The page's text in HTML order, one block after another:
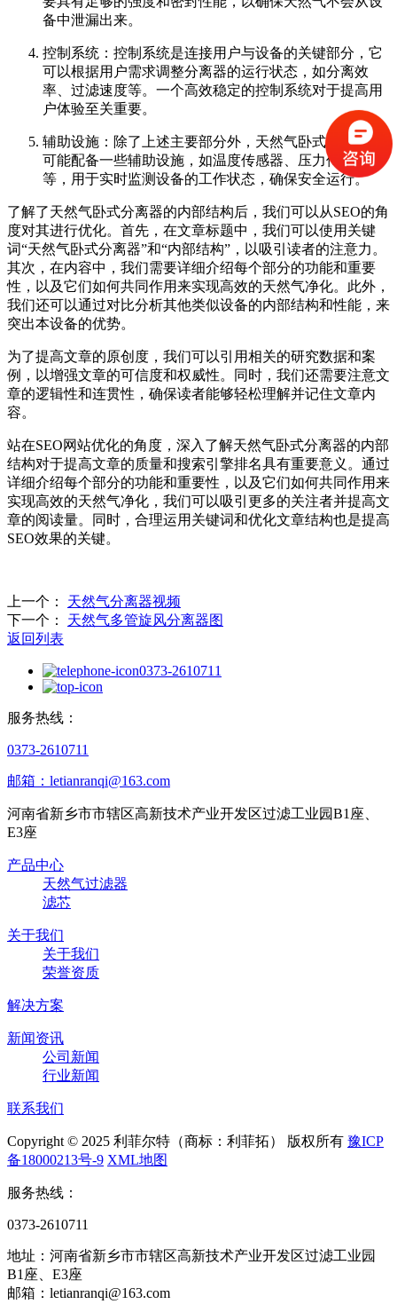
备中泄漏出来。
控制系统：控制系统是连接用户与设备的关键部分，它
可以根据用户需求调整分离器的运行状态，如分离效
率、过滤速度等。一个高效稳定的控制系统对于提高用
户体验至关重要。
辅助设施：除了上述主要部分外，天然气卧式分离器还
可能配备一些辅助设施，如温度传感器、压力传感器
等，用于实时监测设备的工作状态，确保安全运行。
了解了天然气卧式分离器的内部结构后，我们可以从SEO的角
度对其进行优化。首先，在文章标题中，我们可以使用关键
词“天然气卧式分离器”和“内部结构”，以吸引读者的注意力。
其次，在内容中，我们需要详细介绍每个部分的功能和重要
性，以及它们如何共同作用来实现高效的天然气净化。此外，
我们还可以通过对比分析其他类似设备的内部结构和性能，来
突出本设备的优势。
为了提高文章的原创度，我们可以引用相关的研究数据和案
例，以增强文章的可信度和权威性。同时，我们还需要注意文
章的逻辑性和连贯性，确保读者能够轻松理解并记住文章内
容。
站在SEO网站优化的角度，深入了解天然气卧式分离器的内部
结构对于提高文章的质量和搜索引擎排名具有重要意义。通过
详细介绍每个部分的功能和重要性，以及它们如何共同作用来
实现高效的天然气净化，我们可以吸引更多的关注者并提高文
章的阅读量。同时，合理运用关键词和优化文章结构也是提高
SEO效果的关键。
上一个：
天然气分离器视频
下一个：
天然气多管旋风分离器图
返回列表
0373-2610711
服务热线：
0373-2610711
邮箱：letianranqi@163.com
河南省新乡市市辖区高新技术产业开发区过滤工业园B1座、
E3座
产品中心
天然气过滤器
滤芯
关于我们
关于我们
荣誉资质
解决方案
新闻资讯
公司新闻
行业新闻
联系我们
Copyright © 2025 利菲尔特（商标：利菲拓） 版权所有 豫ICP
备18000213号-9 XML地图
服务热线：
0373-2610711
地址：河南省新乡市市辖区高新技术产业开发区过滤工业园
B1座、E3座
邮箱：letianranqi@163.com